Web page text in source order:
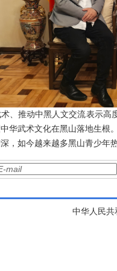
、推动中黑人文交流表示
华武术文化在黑山落地生
，如今越来越多黑山青少
中华人民共